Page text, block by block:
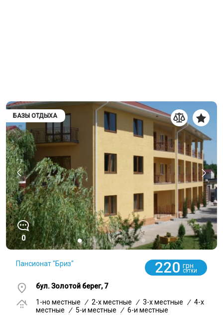
БАЗЫ ОТДЫХА
0
Пансионат "Бриз" 220 грн
СУТКИ
бул. Золотой берег, 7
1-но местные
/ 2-x местные / 3-x местные / 4-x
местные
/ 5-и местные / 6-и местные